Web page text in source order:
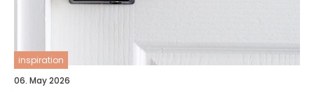
inspiration
06. May 2026